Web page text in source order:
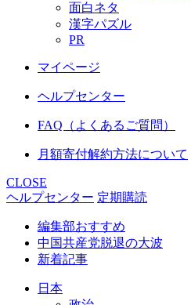
面白ネタ
漢字パズル
PR
マイページ
ヘルプセンター
FAQ（よくあるご質問）
月額寄付解約方法について
CLOSE
ヘルプセンター 定期購読
編集部おすすめ
中国共産党脱退の大波
新着記事
日本